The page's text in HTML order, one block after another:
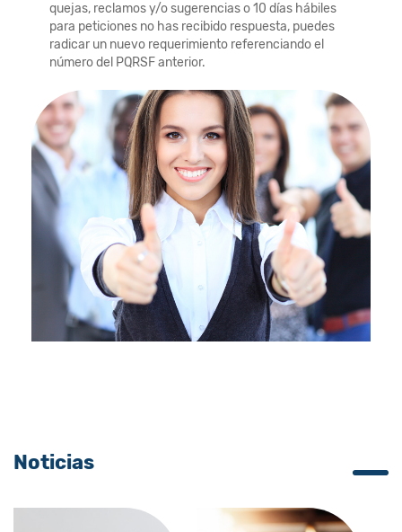
quejas, reclamos y/o sugerencias o 10 días hábiles
para peticiones no has recibido respuesta, puedes
radicar un nuevo requerimiento referenciando el
número del PQRSF anterior.
Noticias